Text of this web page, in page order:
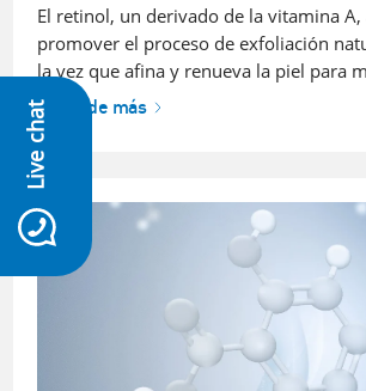
Live chat
icon-whatsapp
El retinol, un derivado de la vitamina A,
promover el proceso de exfoliación
la vez que afina y renueva la piel para
Aprende más